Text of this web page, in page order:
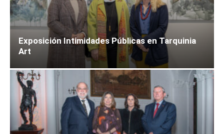
Exposición Intimidades Públicas en Tarquinia
Art